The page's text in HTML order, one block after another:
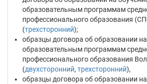
образовательным программам
профессионального образования
(трехсторонний);
образцы договора об образовании
образовательным программам
профессионального образования
(двухсторонний, трехсторонний),
образцы договора об образовании